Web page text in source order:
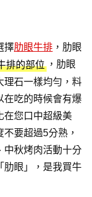
擇肋眼牛排 ，肋眼
排的部位 ，肋眼
理石一樣均勻，料
在吃的時候會有爆
在您口中超級美
要超過5分熟，
中秋烤肉活動十分
肋眼」，是我買牛